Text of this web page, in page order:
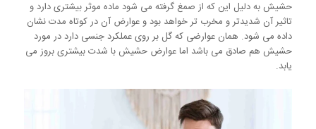
حشیش به دلیل این که از صمغ گرفته می شود ماده موثر بیشتری دارد و
تاثیر آن شدیدتر و مخرب تر خواهد بود و عوارض آن در کوتاه مدت نشان
داده می شود. همان عوارضی که گل بر روی عملکرد جنسی دارد در مورد
حشیش هم صادق می باشد اما عوارض حشیش با شدت بیشتری بروز می
یابد.